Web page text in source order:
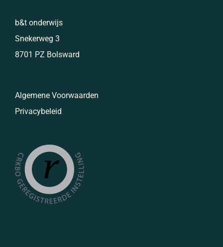
b&t onderwijs
Snekerweg 3
8701 PZ Bolsward
Algemene Voorwaarden
Privacybeleid